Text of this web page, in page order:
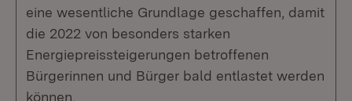
eine wesentliche Grundlage geschaffen, damit
die 2022 von besonders starken
Energiepreissteigerungen betroffenen
Bürgerinnen und Bürger bald entlastet werden
können.